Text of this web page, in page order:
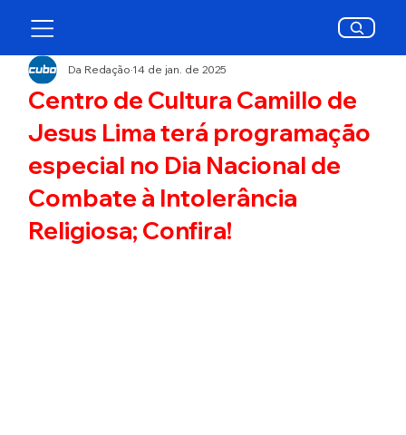
Centro de Cultura Camillo de
Jesus Lima terá programação
especial no Dia Nacional de
Combate à Intolerância
Religiosa; Confira!
Da Redação14 de jan. de 2025